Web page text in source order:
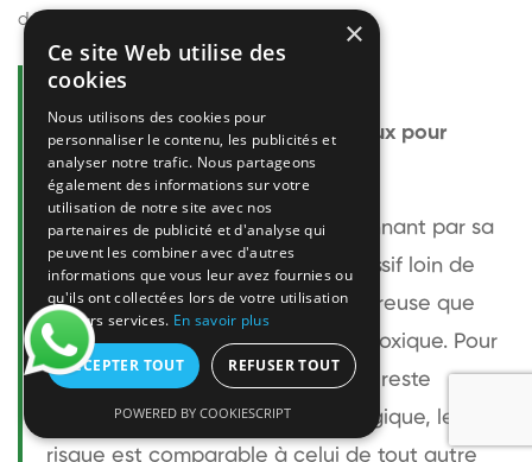
découvrir
Questions fréquentes
Le frelon européen est-il dangereux pour
l'homme ?
Le frelon européen est impressionnant par sa
taille mais relativement peu agressif loin de
son nid. Sa piqûre est plus douloureuse que
celle d'une guêpe sans être plus toxique. Pour
une personne non allergique, elle reste
bénigne. Pour une personne allergique, le
risque est comparable à celui de tout autre
×
Ce site Web utilise des
cookies
Nous utilisons des cookies pour
personnaliser le contenu, les publicités et
analyser notre trafic. Nous partageons
également des informations sur votre
utilisation de notre site avec nos
partenaires de publicité et d'analyse qui
peuvent les combiner avec d'autres
informations que vous leur avez fournies ou
qu'ils ont collectées lors de votre utilisation
de leurs services. En savoir plus
ACCEPTER TOUT REFUSER TOUT
POWERED BY COOKIESCRIPT